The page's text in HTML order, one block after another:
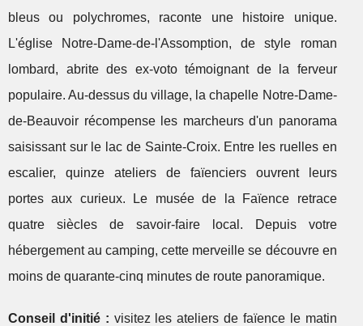
bleus ou polychromes, raconte une histoire unique.
L'église Notre-Dame-de-l'Assomption, de style roman
lombard, abrite des ex-voto témoignant de la ferveur
populaire. Au-dessus du village, la chapelle Notre-Dame-
de-Beauvoir récompense les marcheurs d'un panorama
saisissant sur le lac de Sainte-Croix. Entre les ruelles en
escalier, quinze ateliers de faïenciers ouvrent leurs
portes aux curieux. Le musée de la Faïence retrace
quatre siècles de savoir-faire local. Depuis votre
hébergement au camping, cette merveille se découvre en
moins de quarante-cinq minutes de route panoramique.
Conseil d'initié : visitez les ateliers de faïence le matin